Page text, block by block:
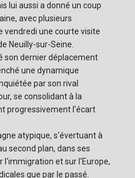
lui aussi a donné un coup
avec plusieurs
une courte visite
Neuilly-sur-Seine.
son dernier déplacement
une dynamique
par son rival
se consolidant à la
progressivement l'écart
atypique, s'évertuant à
second plan, dans ses
l'immigration et sur l'Europe,
que par le passé.